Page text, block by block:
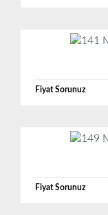
Fiyat Sorunuz
Fiyat Sorunuz